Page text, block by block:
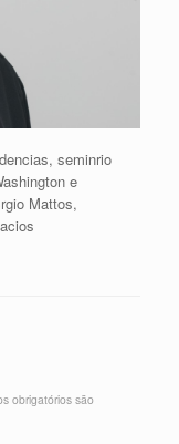
seminrio
e
Mattos,
obrigatórios são